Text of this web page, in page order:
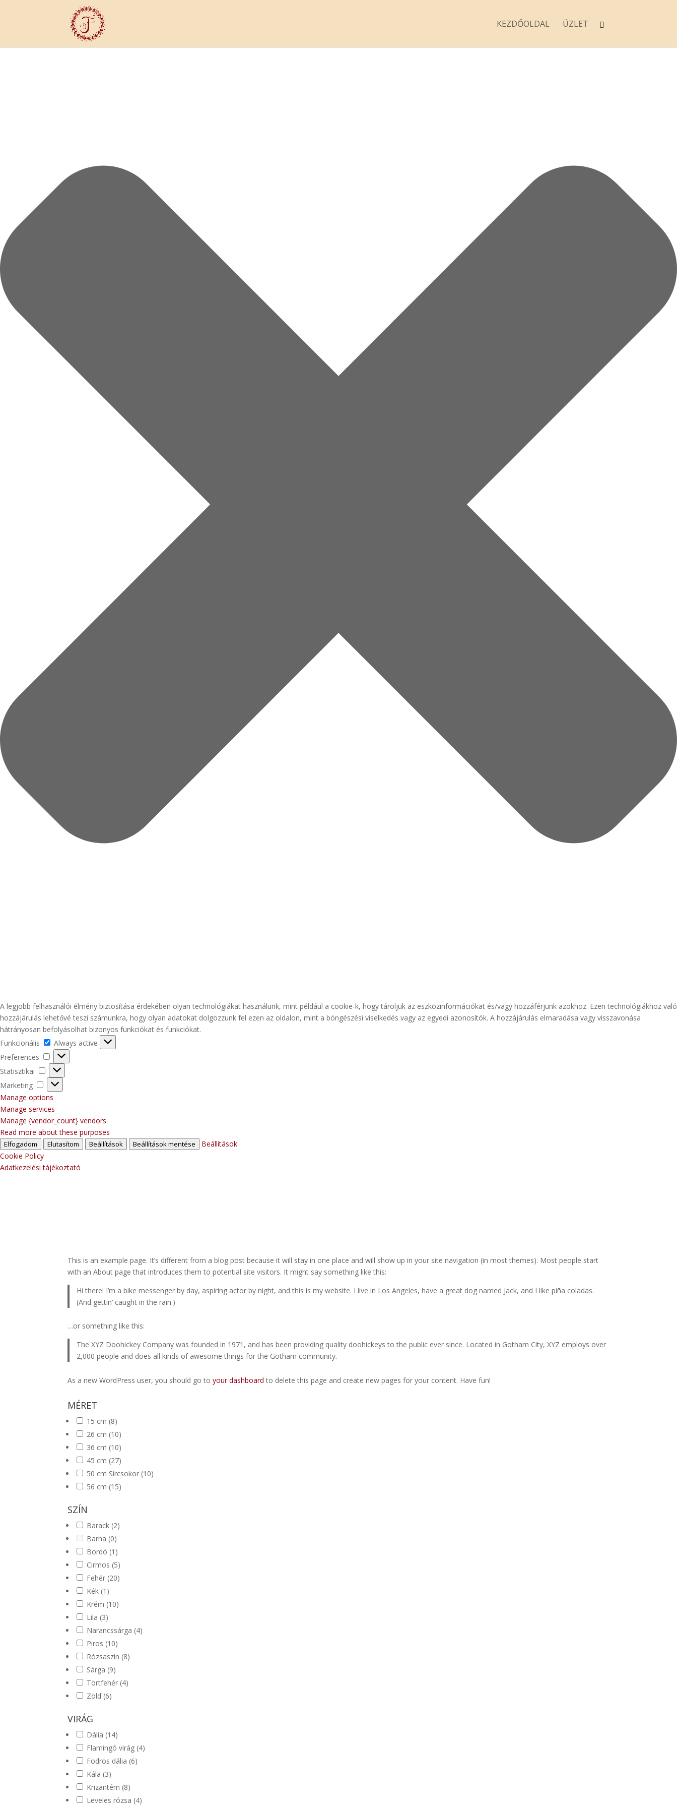
A legjobb felhasználói élmény biztosítása érdekében olyan technológiákat használunk, mint például a cookie-k, hogy tároljuk az eszközinformációkat és/vagy hozzáférjünk azokhoz. Ezen technológiákhoz való
hozzájárulás lehetővé teszi számunkra, hogy olyan adatokat dolgozzunk fel ezen az oldalon, mint a böngészési viselkedés vagy az egyedi azonosítók. A hozzájárulás elmaradása vagy visszavonása
hátrányosan befolyásolhat bizonyos funkciókat és funkciókat.
Funkcionális
Funkcionális
Always active
Preferences
Preferences
Statisztikai
Statisztikai
Marketing
Marketing
Manage options
Manage services
Manage {vendor_count} vendors
Read more about these purposes
Elfogadom Elutasítom Beállítások Beállítások mentése
Beállítások
Cookie Policy
Adatkezelési tájékoztató
KEZDŐOLDAL ÜZLET
This is an example page. It’s different from a blog post because it will stay in one place and will show up in your site navigation (in most themes). Most people start
with an About page that introduces them to potential site visitors. It might say something like this:
Hi there! I’m a bike messenger by day, aspiring actor by night, and this is my website. I live in Los Angeles, have a great dog named Jack, and I like piña coladas.
(And gettin’ caught in the rain.)
…or something like this:
The XYZ Doohickey Company was founded in 1971, and has been providing quality doohickeys to the public ever since. Located in Gotham City, XYZ employs over
2,000 people and does all kinds of awesome things for the Gotham community.
As a new WordPress user, you should go toyour dashboard to delete this page and create new pages for your content. Have fun!
MÉRET
15 cm (8)
26 cm (10)
36 cm (10)
45 cm (27)
50 cm Sírcsokor (10)
56 cm (15)
SZÍN
Barack (2)
Barna (0)
Bordó (1)
Cirmos (5)
Fehér (20)
Kék (1)
Krém (10)
Lila (3)
Narancssárga (4)
Piros (10)
Rózsaszín (8)
Sárga (9)
Törtfehér (4)
Zöld (6)
VIRÁG
Dália (14)
Flamingó virág (4)
Fodros dália (6)
Kála (3)
Krizantém (8)
Leveles rózsa (4)